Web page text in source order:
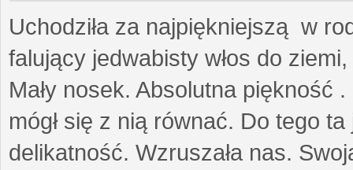
Uchodziła za najpiękniejszą w
falujący jedwabisty włos do
Mały nosek. Absolutna piękność
mógł się z nią równać. Do tego
delikatność. Wzruszała nas.